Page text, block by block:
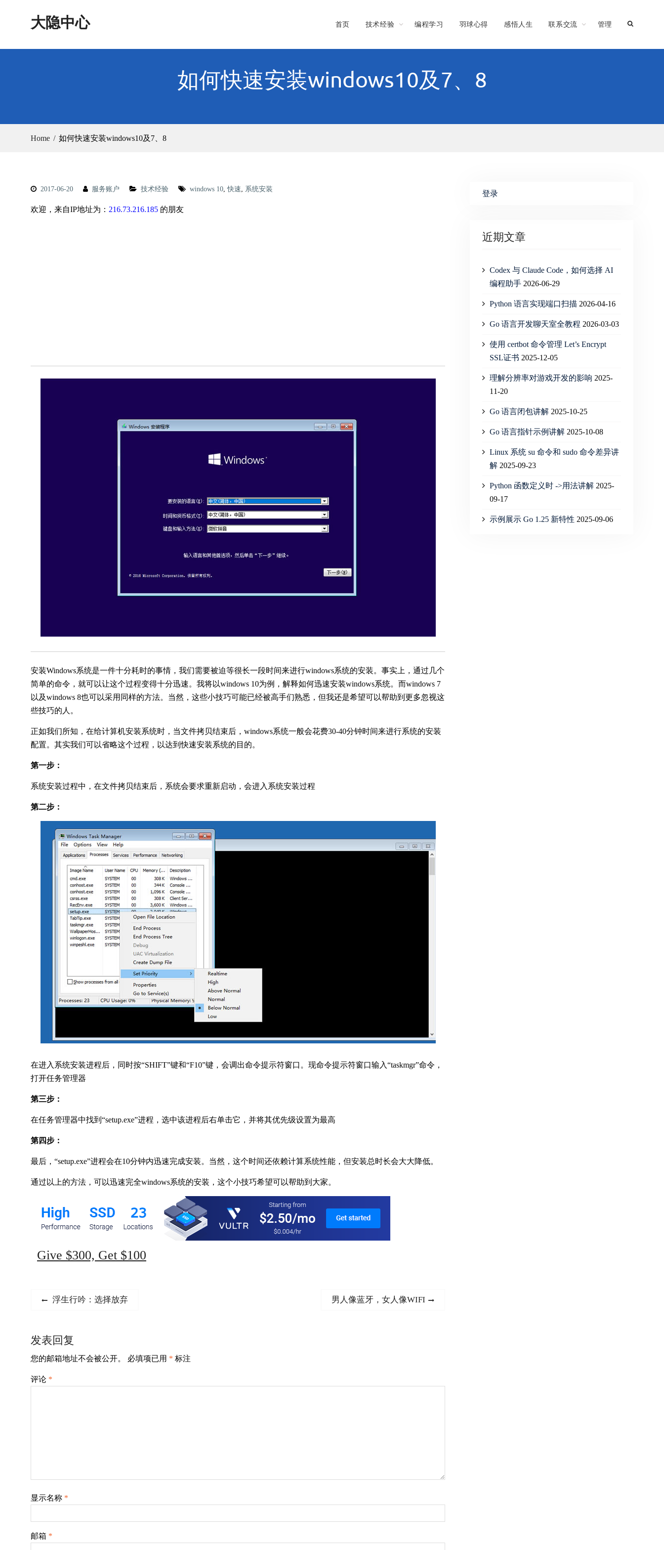
大隐中心 首页 技术经验 编程学习 羽球心得 感悟人生 联系交流 管理
如何快速安装windows10及7、8
Home 如何快速安装windows10及7、8
2017-06-20 服务账户 技术经验 windows 10,快速, 系统安装
欢迎，来自IP地址为： 216.73.216.185 的朋友
安装Windows系统是一件十分耗时的事情，我们需要被迫等很长一段时间来进行windows系统的安装。事实上，通过几个
简单的命令，就可以让这个过程变得十分迅速。我将以windows 10为例，解释如何迅速安装windows系统。而windows 7
以及windows 8也可以采用同样的方法。当然，这些小技巧可能已经被高手们熟悉，但我还是希望可以帮助到更多忽视这
些技巧的人。
正如我们所知，在给计算机安装系统时，当文件拷贝结束后，windows系统一般会花费30-40分钟时间来进行系统的安装
配置。其实我们可以省略这个过程，以达到快速安装系统的目的。
第一步：
系统安装过程中，在文件拷贝结束后，系统会要求重新启动，会进入系统安装过程
第二步：
在进入系统安装进程后，同时按“SHIFT”键和“F10”键，会调出命令提示符窗口。现命令提示符窗口输入“taskmgr”命令，
打开任务管理器
第三步：
在任务管理器中找到“setup.exe”进程，选中该进程后右单击它，并将其优先级设置为最高
第四步：
最后，“setup.exe”进程会在10分钟内迅速完成安装。当然，这个时间还依赖计算系统性能，但安装总时长会大大降低。
通过以上的方法，可以迅速完全windows系统的安装，这个小技巧希望可以帮助到大家。
Give $300, Get $100
文
导
航
Previous
浮生行吟：选择放弃
Next
男人像蓝牙，女人像WIFI
发表回复
您的邮箱地址不会被公开。 必填项已用 * 标注
评论 *
显示名称 *
邮箱 *
登录
近期文章
Codex 与 Claude Code，如何选择 AI
编程助手 2026-06-29
Python 语言实现端口扫描 2026-04-16
Go 语言开发聊天室全教程 2026-03-03
使用 certbot 命令管理 Let’s Encrypt
SSL证书 2025-12-05
理解分辨率对游戏开发的影响 2025-
11-20
Go 语言闭包讲解 2025-10-25
Go 语言指针示例讲解 2025-10-08
Linux 系统 su 命令和 sudo 命令差异讲
解 2025-09-23
Python 函数定义时 ->用法讲解 2025-
09-17
示例展示 Go 1.25 新特性 2025-09-06